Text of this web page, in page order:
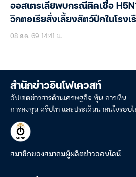
ออสเตรเลียพบกรณีติดเชื้อ
วิกตอเรียสั่งเลี้ยงสัตว์ปีกในโรงเ
08 ส.ค. 69 14:41 น.
สำนักข่าวอินโฟเควสท์
อัปเดตข่าวสารด้านเศรษฐกิจ หุ้น การเงิน
การลงทุน คริปโท และประเด็นน่าสนใจรอบ
สมาชิกของสมาคมผู้ผลิตข่าวออนไลน์